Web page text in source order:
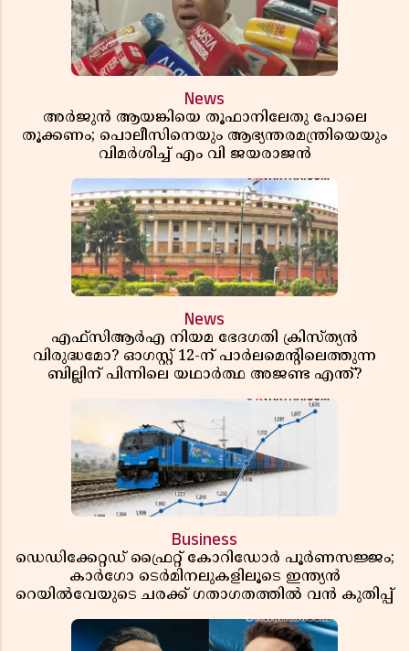
News
അർജുൻ ആയങ്കിയെ തൂഫാനിലേതു പോലെ
തൂക്കണം; പൊലീസിനെയും ആഭ്യന്തരമന്ത്രിയെയും
വിമർശിച്ച് എം വി ജയരാജൻ
News
എഫ്സിആർഎ നിയമ ഭേദഗതി ക്രിസ്ത്യൻ
വിരുദ്ധമോ? ഓഗസ്റ്റ് 12-ന് പാർലമെന്റിലെത്തുന്ന
ബില്ലിന് പിന്നിലെ യഥാർത്ഥ അജണ്ട എന്ത്?
Business
ഡെഡിക്കേറ്റഡ് ഫ്രൈറ്റ് കോറിഡോർ പൂർണസജ്ജം;
കാർഗോ ടെർമിനലുകളിലൂടെ ഇന്ത്യൻ
റെയിൽവേയുടെ ചരക്ക് ഗതാഗതത്തിൽ വൻ കുതിപ്പ്